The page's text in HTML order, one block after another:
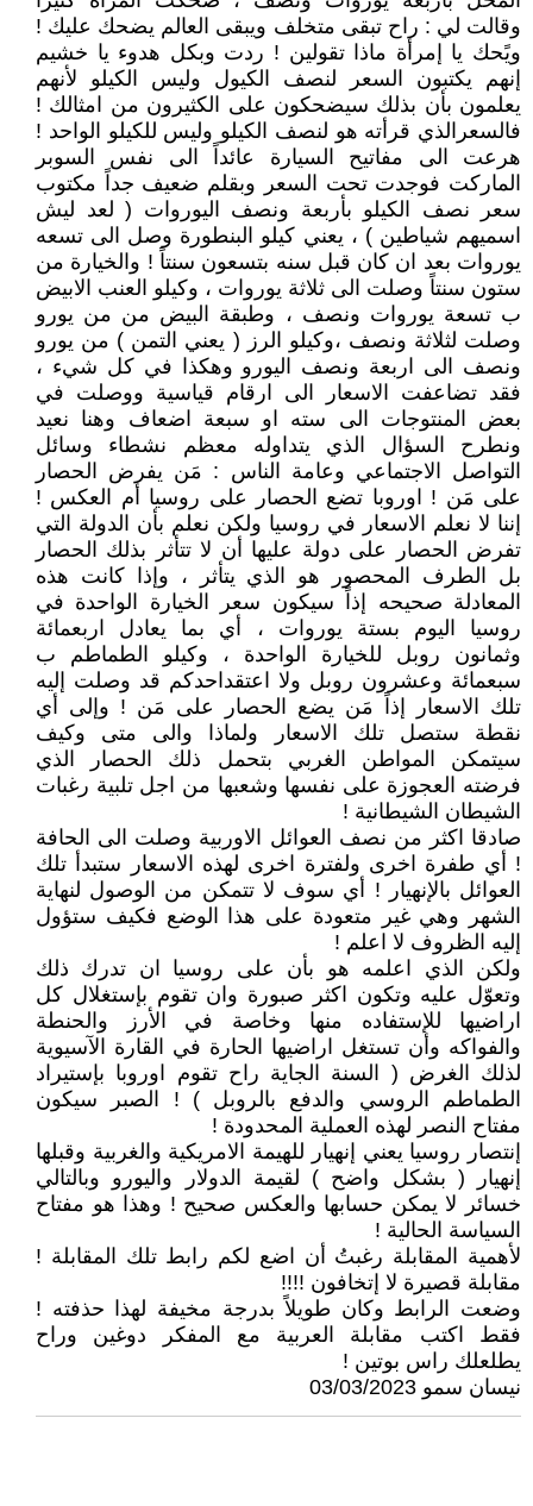
وقالت لي : راح تبقى متخلف ويبقى العالم يضحك عليك !
ويًحك يا إمرأة ماذا تقولين ! ردت وبكل هدوء يا خشيم
إنهم يكتبون السعر لنصف الكيول وليس الكيلو لأنهم
يعلمون بأن بذلك سيضحكون على الكثيرون من امثالك !
فالسعرالذي قرأته هو لنصف الكيلو وليس للكيلو الواحد !
هرعت الى مفاتيح السيارة عائداً الى نفس السوبر
الماركت فوجدت تحت السعر وبقلم ضعيف جداً مكتوب
سعر نصف الكيلو بأربعة ونصف اليوروات ( لعد ليش
اسميهم شياطين ) ، يعني كيلو البنطورة وصل الى تسعه
يوروات بعد ان كان قبل سنه بتسعون سنتاً ! والخيارة من
ستون سنتاً وصلت الى ثلاثة يوروات ، وكيلو العنب الابيض
ب تسعة يوروات ونصف ، وطبقة البيض من من يورو
وصلت لثلاثة ونصف ،وكيلو الرز ( يعني التمن ) من يورو
ونصف الى اربعة ونصف اليورو وهكذا في كل شيء ،
فقد تضاعفت الاسعار الى ارقام قياسية ووصلت في
بعض المنتوجات الى سته او سبعة اضعاف وهنا نعيد
ونطرح السؤال الذي يتداوله معظم نشطاء وسائل
التواصل الاجتماعي وعامة الناس : مَن يفرض الحصار
على مَن ! اوروبا تضع الحصار على روسيا أم العكس !
إننا لا نعلم الاسعار في روسيا ولكن نعلم بأن الدولة التي
تفرض الحصار على دولة عليها أن لا تتأثر بذلك الحصار
بل الطرف المحصور هو الذي يتأثر ، وإذا كانت هذه
المعادلة صحيحه إذاً سيكون سعر الخيارة الواحدة في
روسيا اليوم بستة يوروات ، أي بما يعادل اربعمائة
وثمانون روبل للخيارة الواحدة ، وكيلو الطماطم ب
سبعمائة وعشرون روبل ولا اعتقداحدكم قد وصلت إليه
تلك الاسعار إذاً مَن يضع الحصار على مَن ! وإلى أي
نقطة ستصل تلك الاسعار ولماذا والى متى وكيف
سيتمكن المواطن الغربي بتحمل ذلك الحصار الذي
فرضته العجوزة على نفسها وشعبها من اجل تلبية رغبات
الشيطان الشيطانية !
صادقا اكثر من نصف العوائل الاوربية وصلت الى الحافة
! أي طفرة اخرى ولفترة اخرى لهذه الاسعار ستبدأ تلك
العوائل بالإنهيار ! أي سوف لا تتمكن من الوصول لنهاية
الشهر وهي غير متعودة على هذا الوضع فكيف ستؤول
إليه الظروف لا اعلم !
ولكن الذي اعلمه هو بأن على روسيا ان تدرك ذلك
وتعوّل عليه وتكون اكثر صبورة وان تقوم بإستغلال كل
اراضيها للإستفاده منها وخاصة في الأرز والحنطة
والفواكه وأن تستغل اراضيها الحارة في القارة الآسيوية
لذلك الغرض ( السنة الجاية راح تقوم اوروبا بإستيراد
الطماطم الروسي والدفع بالروبل ) ! الصبر سيكون
مفتاح النصر لهذه العملية المحدودة !
إنتصار روسيا يعني إنهيار للهيمة الامريكية والغربية وقبلها
إنهيار ( بشكل واضح ) لقيمة الدولار واليورو وبالتالي
خسائر لا يمكن حسابها والعكس صحيح ! وهذا هو مفتاح
السياسة الحالية !
لأهمية المقابلة رغبتُ أن اضع لكم رابط تلك المقابلة !
مقابلة قصيرة لا إتخافون !!!!
وضعت الرابط وكان طويلاً بدرجة مخيفة لهذا حذفته !
فقط اكتب مقابلة العربية مع المفكر دوغين وراح
يطلعلك راس بوتين !
نيسان سمو 03/03/2023